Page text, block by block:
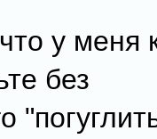
у меня
без